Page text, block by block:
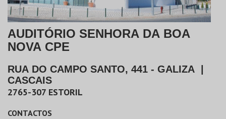
AUDITÓRIO SENHORA DA BOA
NOVA CPE
RUA DO CAMPO SANTO, 441 - GALIZA
CASCAIS
2765-307 ESTORIL
CONTACTOS